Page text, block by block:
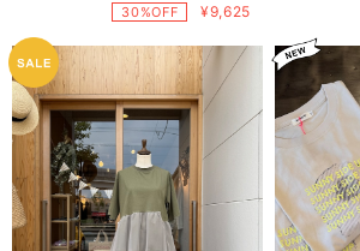
30%OFF ¥9,625